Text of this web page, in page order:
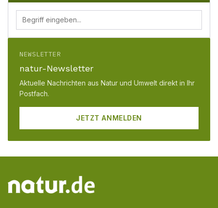
NEWSLETTER
natur-Newsletter
Aktuelle Nachrichten aus Natur und Umwelt direkt in Ihr
Postfach.
JETZT ANMELDEN